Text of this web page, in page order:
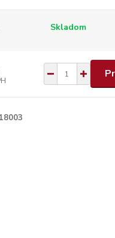
Skladom
18003